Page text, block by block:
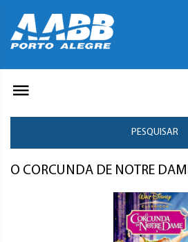
PESQUISAR
O CORCUNDA DE NOTRE